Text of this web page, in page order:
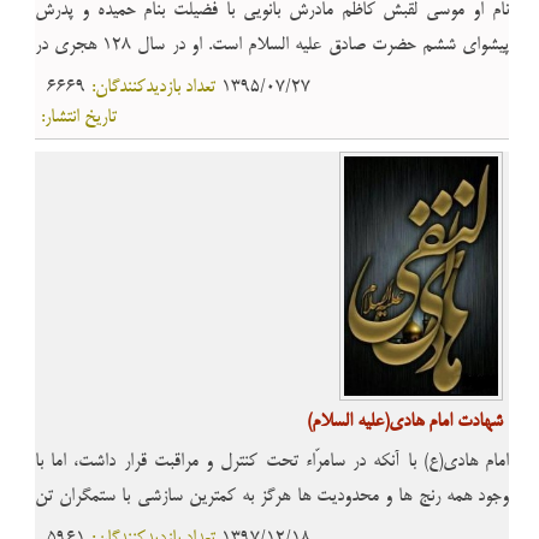
نام او موسى لقبش کاظم مادرش بانویى با فضیلت بنام حمیده و پدرش
پیشواى ششم حضرت صادق علیه السلام است. او در سال 128 هجرى در
سرزمین ابوا یکى از روستاهاى اطراف مدینه چشم به جهان گشود و در سال
183 یا 186 به شهادت رسید. از سال 148 که امام صادقعلیه السلام به
شهادت رسید دوران امامت حضرت کاظم علیه السلام اغاز گردید.
6669 تعداد بازدیدکنندگان: 1395/07/27
تاریخ انتشار:
شهادت امام هادی(علیه السلام)
امام هادى(ع) با آنكه در سامرّاء تحت كنترل و مراقبت قرار داشت، اما با
وجود همه رنج ها و محدوديت ها هرگز به كمترين سازشى با ستمگران تن
نداد. بديهى است كه شخصيت الهى و موقعيت اجتماعى امام و نيز مبارزه